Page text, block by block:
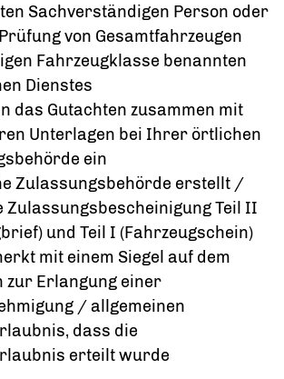
Sachverständigen Person oder
von Gesamtfahrzeugen
Fahrzeugklasse benannten
Dienstes
das Gutachten zusammen mit
Unterlagen bei Ihrer örtlichen
ein
Zulassungsbehörde erstellt /
Zulassungsbescheinigung Teil II
und Teil I (Fahrzeugschein)
mit einem Siegel auf dem
zur Erlangung einer
/ allgemeinen
dass die
erteilt wurde